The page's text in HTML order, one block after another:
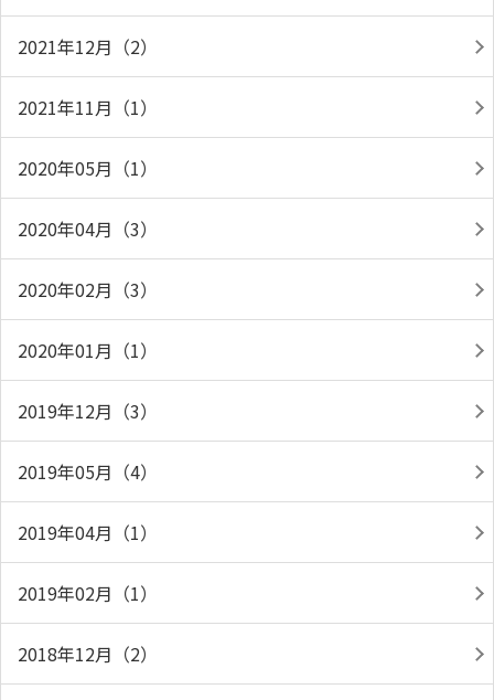
2021年12月（2）
2021年11月（1）
2020年05月（1）
2020年04月（3）
2020年02月（3）
2020年01月（1）
2019年12月（3）
2019年05月（4）
2019年04月（1）
2019年02月（1）
2018年12月（2）